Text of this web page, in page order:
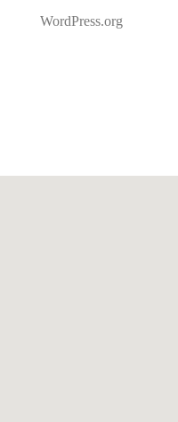
WordPress.org